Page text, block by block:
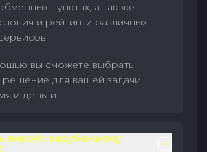
пунктах, а так же
и рейтинги различных
вы сможете выбрать
решение для вашей задачи,
и деньги.
инвойс зарубежному